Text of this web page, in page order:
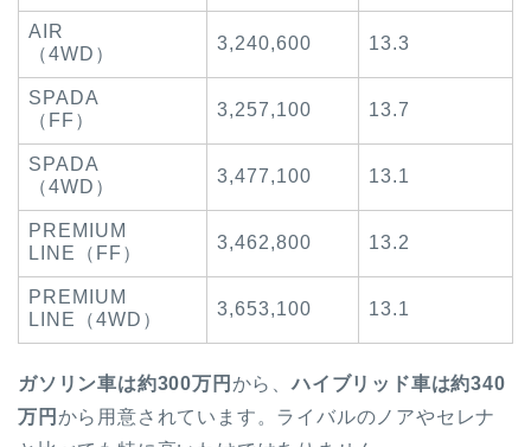
AIR
（4WD）
3,240,600 13.3
SPADA
（FF）
3,257,100 13.7
SPADA
（4WD）
3,477,100 13.1
PREMIUM
LINE（FF）
3,462,800 13.2
PREMIUM
LINE（4WD）
3,653,100 13.1
ガソリン車は約300万円 から、ハイブリッド車は約340
万円 から用意されています。ライバルのノアやセレナ